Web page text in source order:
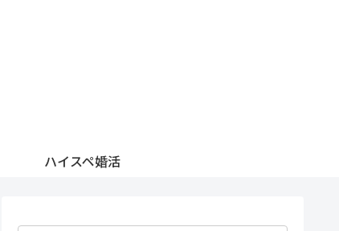
ハイスペ婚活